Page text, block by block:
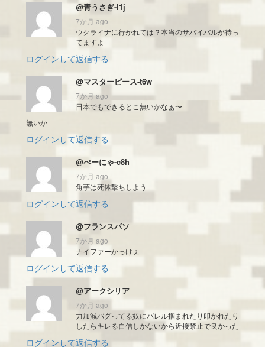
@青うさぎ-l1j
7か月 ago
ウクライナに行かれては？本当のサバイバルが待っ
てますよ
ログインして返信する
@マスターピース-t6w
7か月 ago
日本でもできるとこ無いかなぁ〜
無いか
ログインして返信する
@ぺーにゃ-c8h
7か月 ago
角芋は死体撃ちしよう
ログインして返信する
@フランスパソ
7か月 ago
ナイファーかっけぇ
ログインして返信する
@アークシリア
7か月 ago
力加減バグってる奴にバレル掴まれたり叩かれたり
したらキレる自信しかないから近接禁止で良かった
ログインして返信する